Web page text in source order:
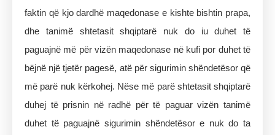
faktin që kjo dardhë maqedonase e kishte bishtin prapa,
dhe tanimë shtetasit shqiptarë nuk do iu duhet të
paguajnë më për vizën maqedonase në kufi por duhet të
bëjnë një tjetër pagesë, atë për sigurimin shëndetësor që
më parë nuk kërkohej. Nëse më parë shtetasit shqiptarë
duhej të prisnin në radhë për të paguar vizën tanimë
duhet të paguajnë sigurimin shëndetësor e nuk do ta